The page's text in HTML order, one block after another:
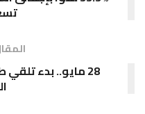
28 مايو.. بدء